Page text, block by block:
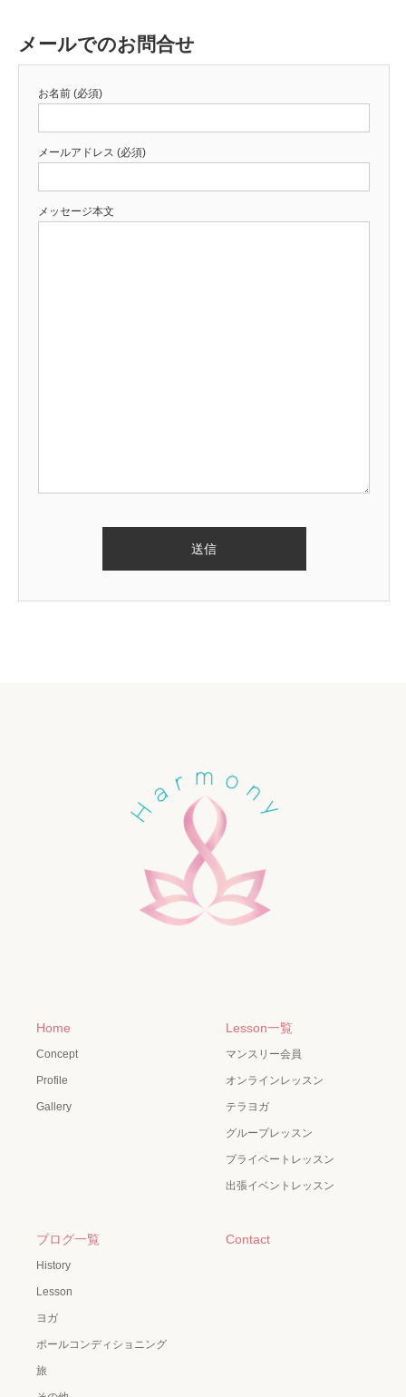
メールでのお問合せ
お名前 (必須)
メールアドレス (必須)
メッセージ本文
Home
Concept
Profile
Gallery
Lesson一覧
マンスリー会員
オンラインレッスン
テラヨガ
グループレッスン
プライベートレッスン
出張イベントレッスン
ブログ一覧
History
Lesson
ヨガ
ポールコンディショニング
旅
Contact